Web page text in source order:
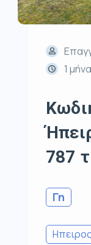
1
787
Γη
Ηπειρος